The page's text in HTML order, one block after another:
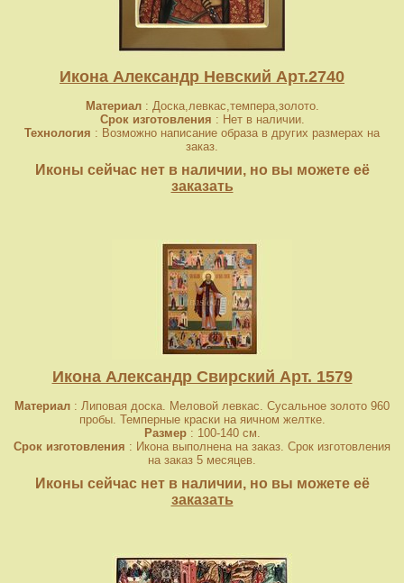
Икона Александр Невский Арт.2740
Материал: Доска,левкас,темпера,золото.
Срок изготовления : Нет в наличии.
Технология : Возможно написание образа в других размерах на
заказ.
Иконы сейчас нет в наличии, но вы можете её
заказать
Икона Александр Свирский Арт. 1579
Материал : Липовая доска. Меловой левкас. Сусальное золото 960
пробы. Темперные краски на яичном желтке.
Размер: 100-140 см.
Срок изготовления : Икона выполнена на заказ. Срок изготовления
на заказ 5 месяцев.
Иконы сейчас нет в наличии, но вы можете её
заказать